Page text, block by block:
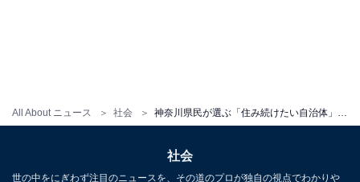
All About ニュース 社会 1 2
社会
世の中をにぎわず注目のニュースを、その道のプロが独自の視点でわかりや